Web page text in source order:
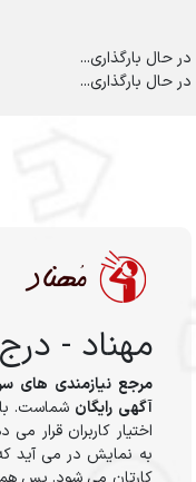
در حال بارگذاری...
در حال بارگذاری...
مهناد -
مرجع نیازمندی های
آگهی رایگان شماست. با
اختیار کاربران قرار
به نمایش در می آید